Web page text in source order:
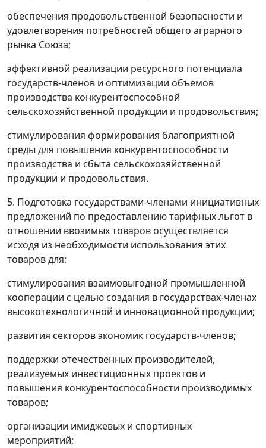
обеспечения продовольственной безопасности и
удовлетворения потребностей общего аграрного
рынка Союза;
эффективной реализации ресурсного потенциала
государств-членов и оптимизации объемов
производства конкурентоспособной
сельскохозяйственной продукции и продовольствия;
стимулирования формирования благоприятной
среды для повышения конкурентоспособности
производства и сбыта сельскохозяйственной
продукции и продовольствия.
5. Подготовка государствами-членами инициативных
предложений по предоставлению тарифных льгот в
отношении ввозимых товаров осуществляется
исходя из необходимости использования этих
товаров для:
стимулирования взаимовыгодной промышленной
кооперации с целью создания в государствах-членах
высокотехнологичной и инновационной продукции;
развития секторов экономик государств-членов;
поддержки отечественных производителей,
реализуемых инвестиционных проектов и
повышения конкурентоспособности производимых
товаров;
организации имиджевых и спортивных
мероприятий;